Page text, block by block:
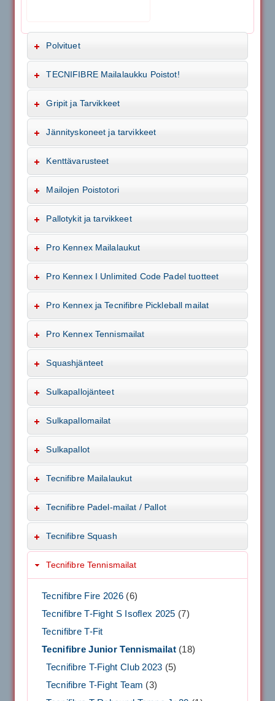
Polvituet
TECNIFIBRE Mailalaukku Poistot!
Gripit ja Tarvikkeet
Jännityskoneet ja tarvikkeet
Kenttävarusteet
Mailojen Poistotori
Pallotykit ja tarvikkeet
Pro Kennex Mailalaukut
Pro Kennex I Unlimited Code Padel tuotteet
Pro Kennex ja Tecnifibre Pickleball mailat
Pro Kennex Tennismailat
Squashjänteet
Sulkapallojänteet
Sulkapallomailat
Sulkapallot
Tecnifibre Mailalaukut
Tecnifibre Padel-mailat / Pallot
Tecnifibre Squash
Tecnifibre Tennismailat
Tecnifibre Fire 2026(6)
Tecnifibre T-Fight S Isoflex 2025 (7)
Tecnifibre T-Fit
Tecnifibre Junior Tennismailat(18)
Tecnifibre T-Fight Club 2023 (5)
Tecnifibre T-Fight Team (3)